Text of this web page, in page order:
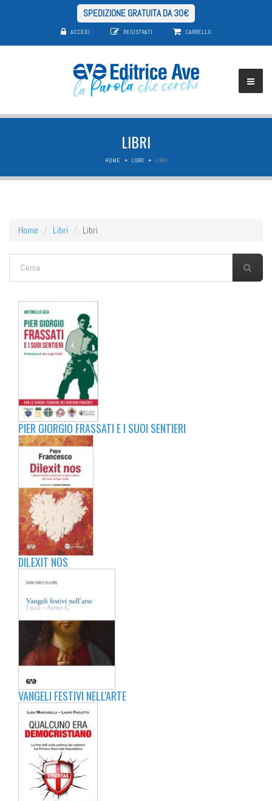
SPEDIZIONE GRATUITA DA 30€
ACCEDI REGISTRATI CARRELLO
LIBRI
HOME LIBRI LIBRI
Home Libri Libri
FORM DI RICERCA
PIER GIORGIO FRASSATI E I SUOI SENTIERI
DILEXIT NOS
VANGELI FESTIVI NELL'ARTE